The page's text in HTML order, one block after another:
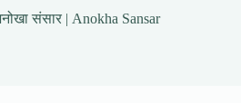
संसार | Anokha Sansar